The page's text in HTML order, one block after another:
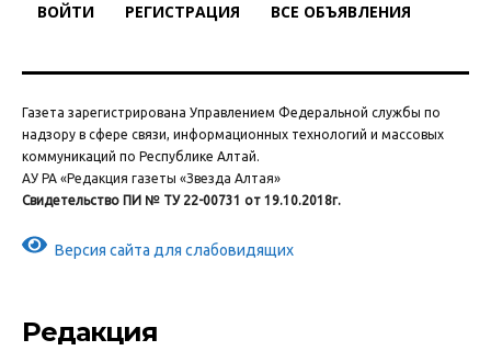
ВОЙТИ РЕГИСТРАЦИЯ ВСЕ ОБЪЯВЛЕНИЯ
Газета зарегистрирована Управлением Федеральной службы по
надзору в сфере связи, информационных технологий и массовых
коммуникаций по Республике Алтай.
АУ РА «Редакция газеты «Звезда Алтая»
Свидетельство ПИ № ТУ 22-00731 от 19.10.2018г.
Версия сайта для слабовидящих
Редакция